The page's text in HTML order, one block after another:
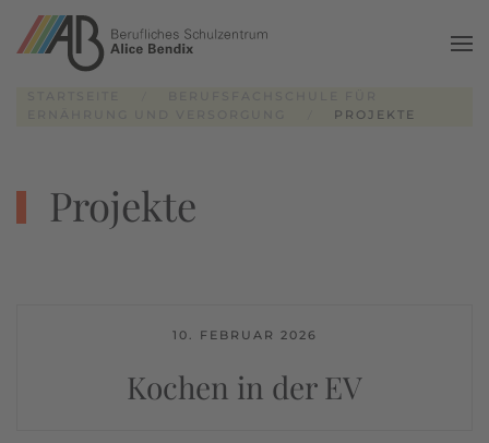
Zum Hauptinhalt springen
PROJEKTE
Projekte
10. FEBRUAR 2026
Kochen in der EV